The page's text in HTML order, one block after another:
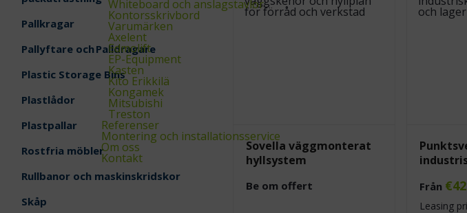
Whiteboard och anslagstavlor
Kontorsskrivbord
Varumärken
Axelent
Edmolift
EP-Equipment
Kasten
Kito Erikkilä
Kongamek
Mitsubishi
Treston
Referenser
Montering och installationsservice
Om oss
Kontakt
Pallkragar
Pallyftare och Palldragare
Plastic Storage Bins
Plastlådor
Plastpallar
Rostfria möbler
Rullbanor och maskinskridskor
Skåp
Sovella väggmonterat
hyllsystem
Be om offert Från €
Leasing